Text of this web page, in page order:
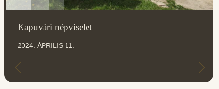
Kapuvári népviselet
2024. ÁPRILIS 11.